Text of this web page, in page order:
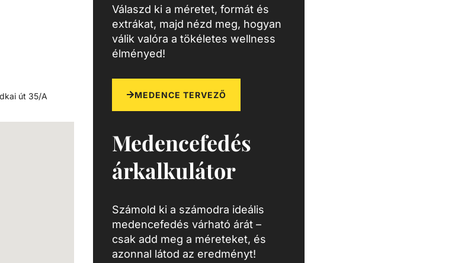
út 35/A
Válaszd ki a méretet, formát és
extrákat, majd nézd meg, hogyan
válik valóra a tökéletes wellness
élményed!
MEDENCE TERVEZŐ
Medencefedés
árkalkulátor
Számold ki a számodra ideális
medencefedés várható árát –
csak add meg a méreteket, és
azonnal látod az eredményt!